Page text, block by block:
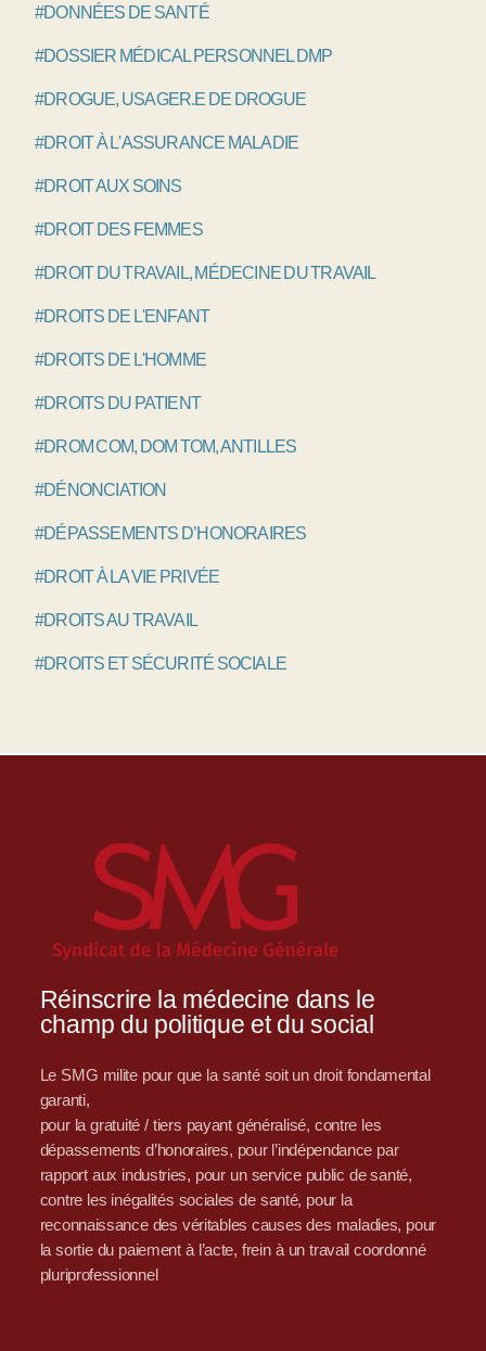
#DONNÉES DE SANTÉ
#DOSSIER MÉDICAL PERSONNEL DMP
#DROGUE, USAGER.E DE DROGUE
#DROIT À L'ASSURANCE MALADIE
#DROIT AUX SOINS
#DROIT DES FEMMES
#DROIT DU TRAVAIL, MÉDECINE DU TRAVAIL
#DROITS DE L'ENFANT
#DROITS DE L'HOMME
#DROITS DU PATIENT
#DROM COM, DOM TOM, ANTILLES
#DÉNONCIATION
#DÉPASSEMENTS D’HONORAIRES
#DROIT À LA VIE PRIVÉE
#DROITS AU TRAVAIL
#DROITS ET SÉCURITÉ SOCIALE
Réinscrire la médecine dans le
champ du politique et du social
Le SMG milite pour que la santé soit un droit fondamental
garanti,
pour la gratuité / tiers payant généralisé, contre les
dépassements d’honoraires, pour l’indépendance par
rapport aux industries, pour un service public de santé,
contre les inégalités sociales de santé, pour la
reconnaissance des véritables causes des maladies, pour
la sortie du paiement à l’acte, frein à un travail coordonné
pluriprofessionnel